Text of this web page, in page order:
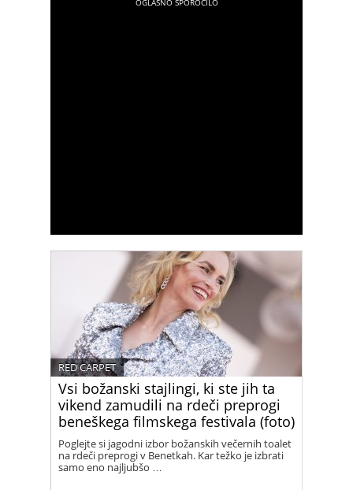
Vsi božanski stajlingi, ki ste jih ta
vikend zamudili na rdeči preprogi
beneškega filmskega festivala (foto)
RED CARPET
Poglejte si jagodni izbor božanskih večernih toalet
na rdeči preprogi v Benetkah. Kar težko je izbrati
samo eno najljubšo …